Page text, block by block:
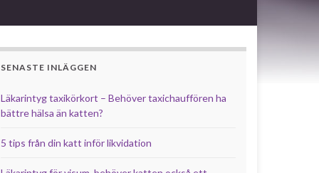
SENASTE INLÄGGEN
Läkarintyg taxikörkort – Behöver taxichauffören ha
bättre hälsa än katten?
5 tips från din katt inför likvidation